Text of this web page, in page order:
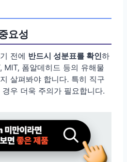
요성
전에 반드시 성분표를 확인하
MIT, 폼알데히드 등의 유해물
살펴봐야 합니다. 특히 직구
우 더욱 주의가 필요합니다.